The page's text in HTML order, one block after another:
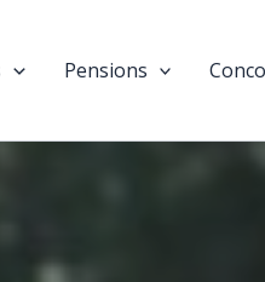
Pensions